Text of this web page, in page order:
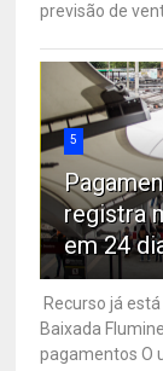
previsão de
5
registra
em 24
Recurso já
Baixada
pagamentos O